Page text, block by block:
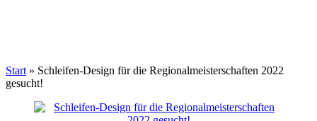
Start » Schleifen-Design für die Regionalmeisterschaften 2022
gesucht!